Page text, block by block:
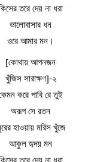
তরে দেয় না ধরা
ভালোবাসার ধন
ওরে আমার মন।
[কোথায় আপনজন
খুঁজিস সারাক্ষণ]-২
করে পাবি রে তুই
অরূপ সে রতন
হাওয়ায় মরিস খুঁজে
আকুল হৃদয় মন
তরে দেয় না ধরা